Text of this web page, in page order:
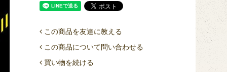
この商品を友達に教える
この商品について問い合わせる
買い物を続ける